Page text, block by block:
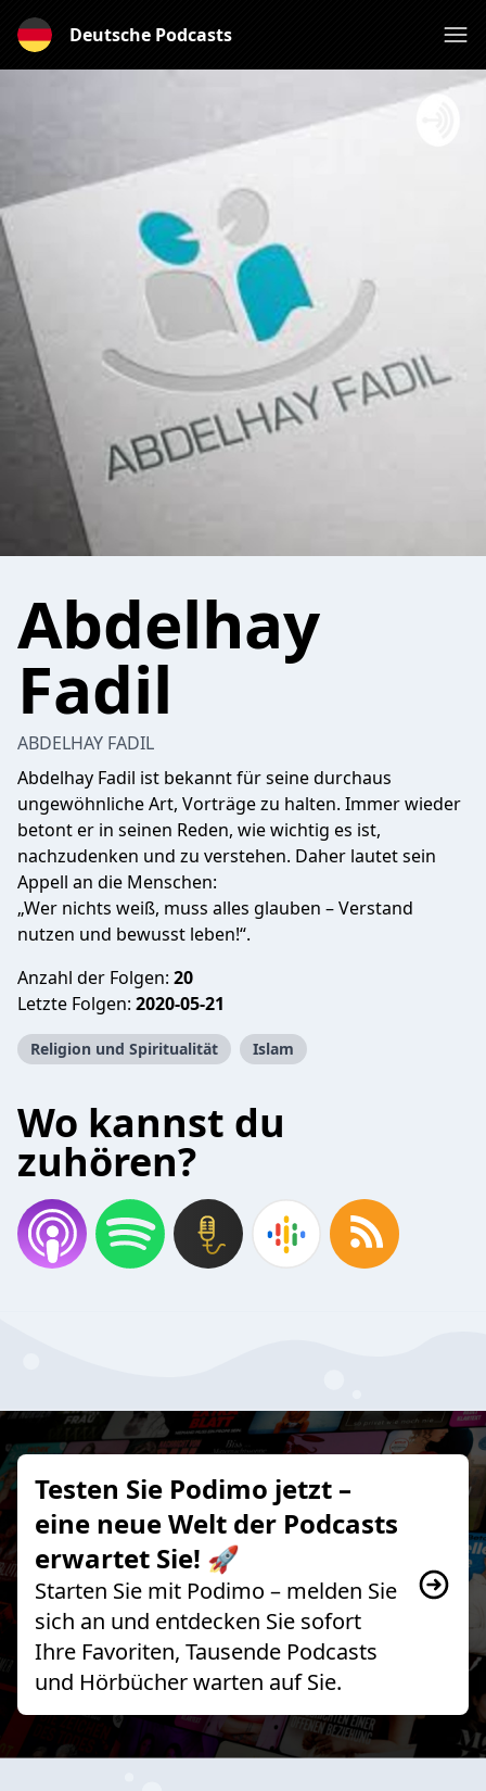
Deutsche Podcasts
Abdelhay
Fadil
ABDELHAY FADIL
Abdelhay Fadil ist bekannt für seine durchaus
ungewöhnliche Art, Vorträge zu halten. Immer wieder
betont er in seinen Reden, wie wichtig es ist,
nachzudenken und zu verstehen. Daher lautet sein
Appell an die Menschen:
„Wer nichts weiß, muss alles glauben – Verstand
nutzen und bewusst leben!“.
Anzahl der Folgen: 20
Letzte Folgen: 2020-05-21
Religion und Spiritualität Islam
Wo kannst du
zuhören?
Testen Sie Podimo jetzt –
eine neue Welt der Podcasts
erwartet Sie! 🚀
Starten Sie mit Podimo – melden Sie
sich an und entdecken Sie sofort
Ihre Favoriten, Tausende Podcasts
und Hörbücher warten auf Sie.